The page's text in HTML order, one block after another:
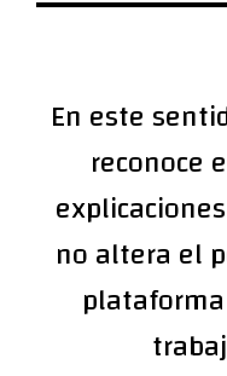
En este
reconoce
no altera el